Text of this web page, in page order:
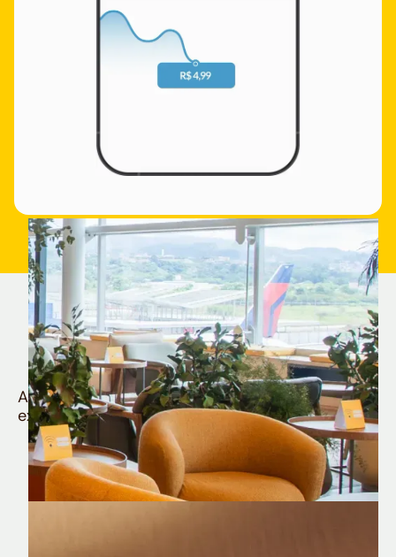
Quem é Nomad tem
muito mais
Aproveite todos os benefícios e vantagens
exclusivas da sua Conta Internacional